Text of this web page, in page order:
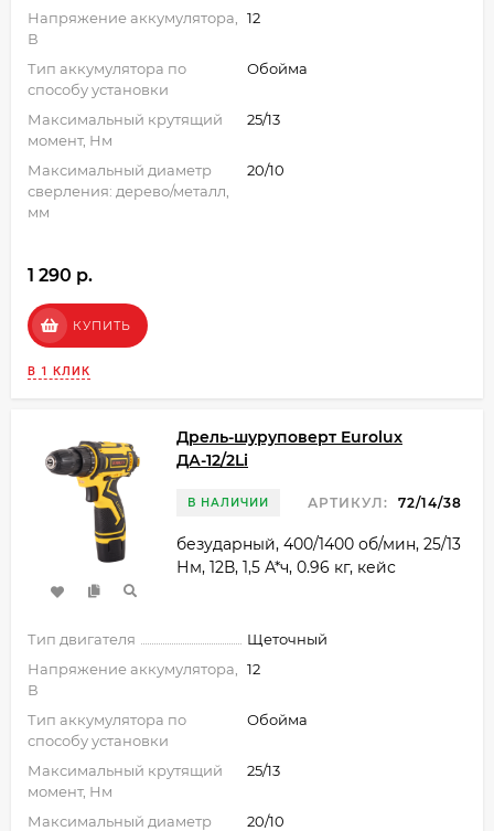
Напряжение аккумулятора,
В
12
Тип аккумулятора по
способу установки
Обойма
Максимальный крутящий
момент, Нм
25/13
Максимальный диаметр
сверления: дерево/металл,
мм
20/10
1 290 p.
КУПИТЬ
В 1 КЛИК
Дрель-шуруповерт Eurolux
ДА-12/2Li
В НАЛИЧИИ АРТИКУЛ: 72/14/38
безударный, 400/1400 об/мин, 25/13
Нм, 12В, 1,5 А*ч, 0.96 кг, кейс
Тип двигателя
Щеточный
Напряжение аккумулятора,
В
12
Тип аккумулятора по
способу установки
Обойма
Максимальный крутящий
момент, Нм
25/13
Максимальный диаметр
20/10